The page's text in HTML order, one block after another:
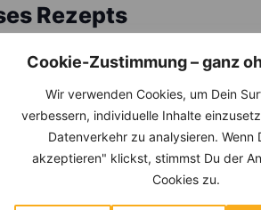
Cookie-Zustimmung – ganz
Wir verwenden Cookies, um Dein
verbessern, individuelle Inhalte
Datenverkehr zu analysieren. Wenn
akzeptieren" klickst, stimmst Du der
Cookies zu.
Rezepts